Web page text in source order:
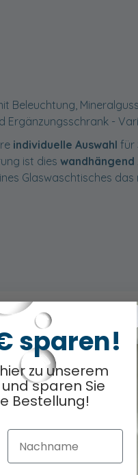
Beleuchtung,
Ergänzungsschrank -
individuelle Auswahl für
ist dies wandhängend
Glaswaschtisches
sparen!
zu unserem
sparen Sie
Bestellung!
Nachname